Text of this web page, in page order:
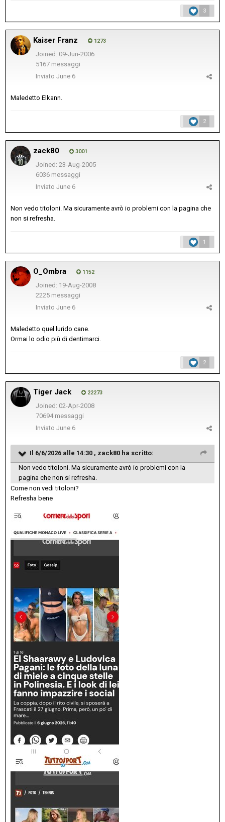
3
Kaiser Franz 1273
Joined: 09-Jun-2006
5167 messaggi
Inviato June 6
Maledetto Elkann.
2
zack80 3001
Joined: 23-Aug-2005
6036 messaggi
Inviato June 6
Non vedo titoloni. Ma sicuramente avrò io problemi con la pagina che
non si refresha.
1
O_Ombra 1152
Joined: 19-Aug-2008
2225 messaggi
Inviato June 6
Maledetto quel lurido cane.
Ormai lo odio più di dentimarci.
2
Tiger Jack 22273
Joined: 02-Apr-2008
70694 messaggi
Inviato June 6
Il 6/6/2026 alle 14:30 , zack80 ha scritto:
Non vedo titoloni. Ma sicuramente avrò io problemi con la
pagina che non si refresha.
Come non vedi titoloni?
Refresha bene